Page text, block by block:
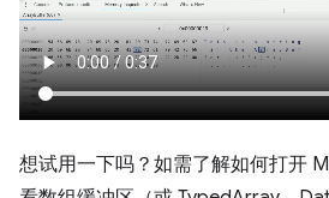
想试用一下吗？如需了解如何打开